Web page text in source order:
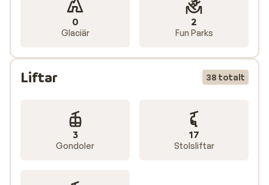
0
Glaciär
2
Fun Parks
Liftar 38 totalt
3
Gondoler
17
Stolsliftar